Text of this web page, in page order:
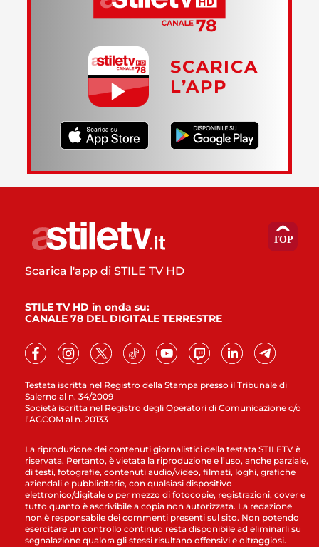
SCARICA
L’APP
Testata iscritta nel Registro della Stampa presso il Tribunale di
Salerno al n. 34/2009
Società iscritta nel Registro degli Operatori di Comunicazione c/o
l’AGCOM al n. 20133
Scarica l'app di STILE TV HD
STILE TV HD in onda su:
CANALE 78 DEL DIGITALE TERRESTRE
La riproduzione dei contenuti giornalistici della testata STILETV è
riservata. Pertanto, è vietata la riproduzione e l’uso, anche parziale,
di testi, fotografie, contenuti audio/video, filmati, loghi, grafiche
aziendali e pubblicitarie, con qualsiasi dispositivo
elettronico/digitale o per mezzo di fotocopie, registrazioni, cover e
tutto quanto è ascrivibile a copia non autorizzata. La redazione
non è responsabile dei commenti presenti sul sito. Non potendo
esercitare un controllo continuo resta disponibile ad eliminarli su
segnalazione qualora gli stessi risultano offensivi e oltraggiosi.